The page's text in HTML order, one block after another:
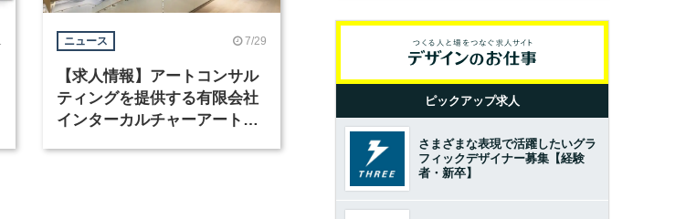
ニュース 7/29
【求人情報】アートコンサル
ティングを提供する有限会社
インターカルチャーアート
ピックアップ求人
さまざまな表現で活躍したいグラ
フィックデザイナー募集【経験
者・新卒】